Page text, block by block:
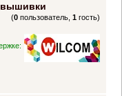
вышивки
(0 пользователь,1 гость)